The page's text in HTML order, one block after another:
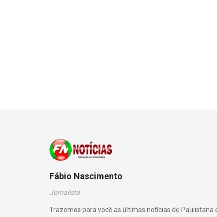
Fábio Nascimento
Jornalista
Trazemos para você as últimas notícias de Paulistana